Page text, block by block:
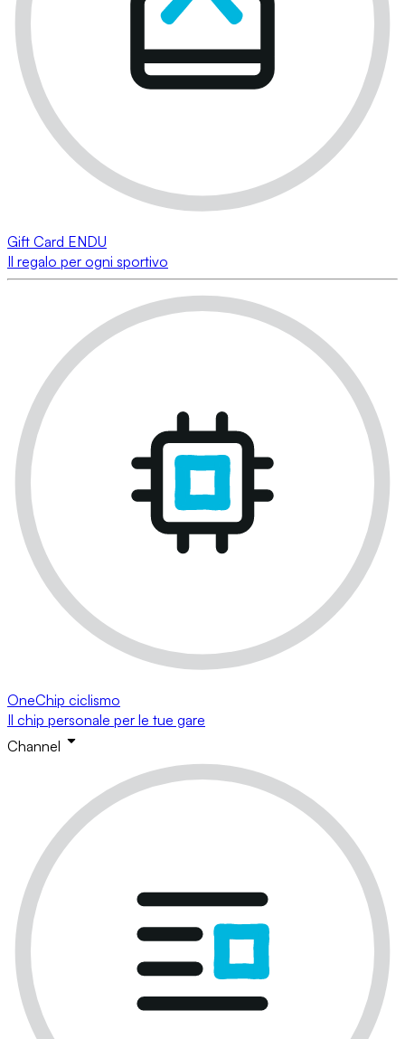
Gift Card ENDU
Il regalo per ogni sportivo
OneChip ciclismo
Il chip personale per le tue gare
Channel